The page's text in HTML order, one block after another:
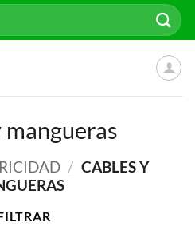
mangueras
/ CABLES Y